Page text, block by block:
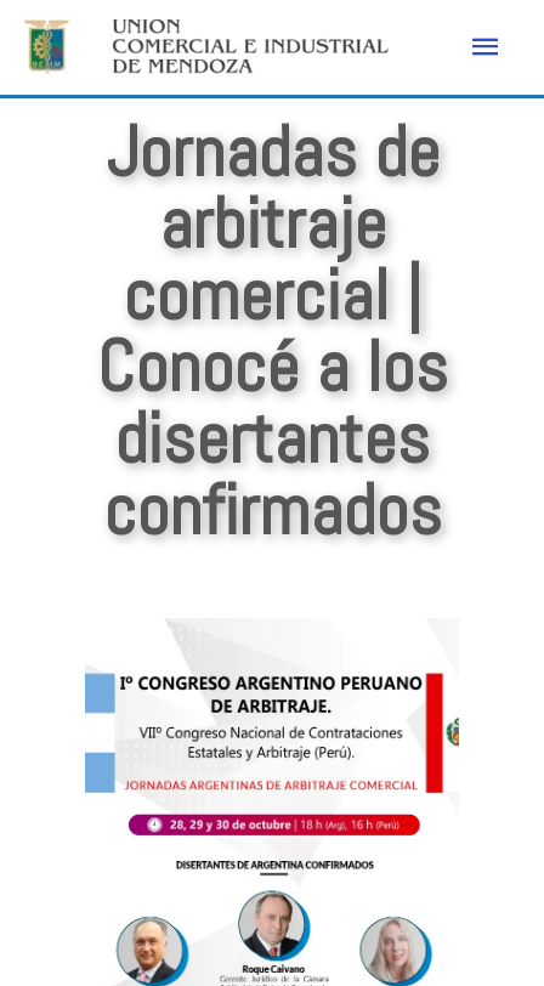
Jornadas de
arbitraje
comercial |
Conocé a los
disertantes
confirmados